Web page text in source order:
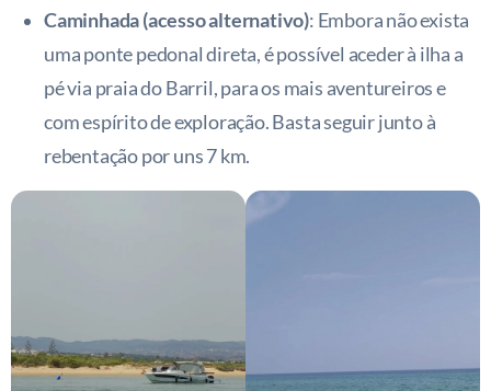
Caminhada (acesso alternativo): Embora não exista
uma ponte pedonal direta, é possível aceder à ilha a
pé via praia do Barril, para os mais aventureiros e
com espírito de exploração. Basta seguir junto à
rebentação por uns 7 km.